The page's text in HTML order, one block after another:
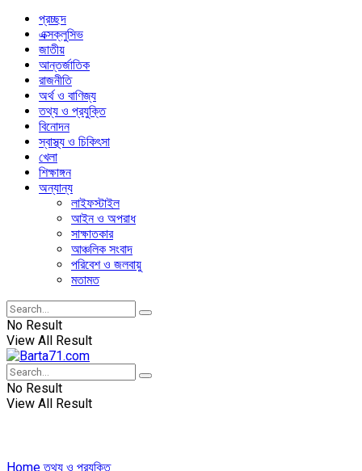
প্রচ্ছদ
এক্সক্লুসিভ
জাতীয়
আন্তর্জাতিক
রাজনীতি
অর্থ ও বাণিজ্য
তথ্য ও প্রযুক্তি
বিনোদন
স্বাস্থ্য ও চিকিৎসা
খেলা
শিক্ষাঙ্গন
অন্যান্য
লাইফস্টাইল
আইন ও অপরাধ
সাক্ষাতকার
আঞ্চলিক সংবাদ
পরিবেশ ও জলবায়ু
মতামত
No Result
View All Result
No Result
View All Result
Home তথ্য ও প্রযুক্তি